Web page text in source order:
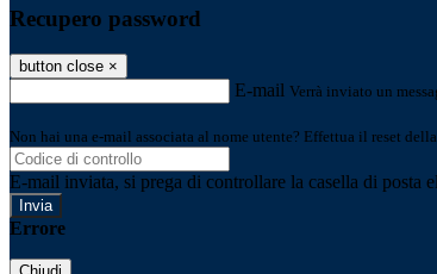
Recupero password
button close ×
E-mail Verrà inviato un
Non hai una e-mail associata al nome utente? Effettua il reset
E-mail inviata, si prega di controllare la casella di posta
Errore